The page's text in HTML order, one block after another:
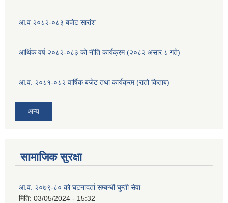
आ.व २०८२-०८३ बजेट सारांश
आर्थिक वर्ष २०८२-०८३ को नीति कार्यक्रम (२०८२ असार ८ गते)
आ.व. २०८१-०८२ वार्षिक बजेट तथा कार्यक्रम (रातो किताब)
अन्य
सामाजिक सुरक्षा
आ.व. २०७९-८० को घटनादर्ता सम्बन्धी घुम्ती सेवा
मिति: 03/05/2024 - 15:32